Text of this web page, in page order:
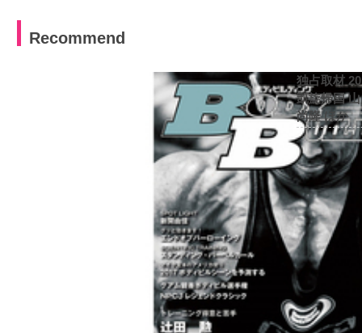
Recommend
独占取材
凱旋帰国
尚隆 ほか